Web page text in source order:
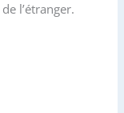
l’étranger.